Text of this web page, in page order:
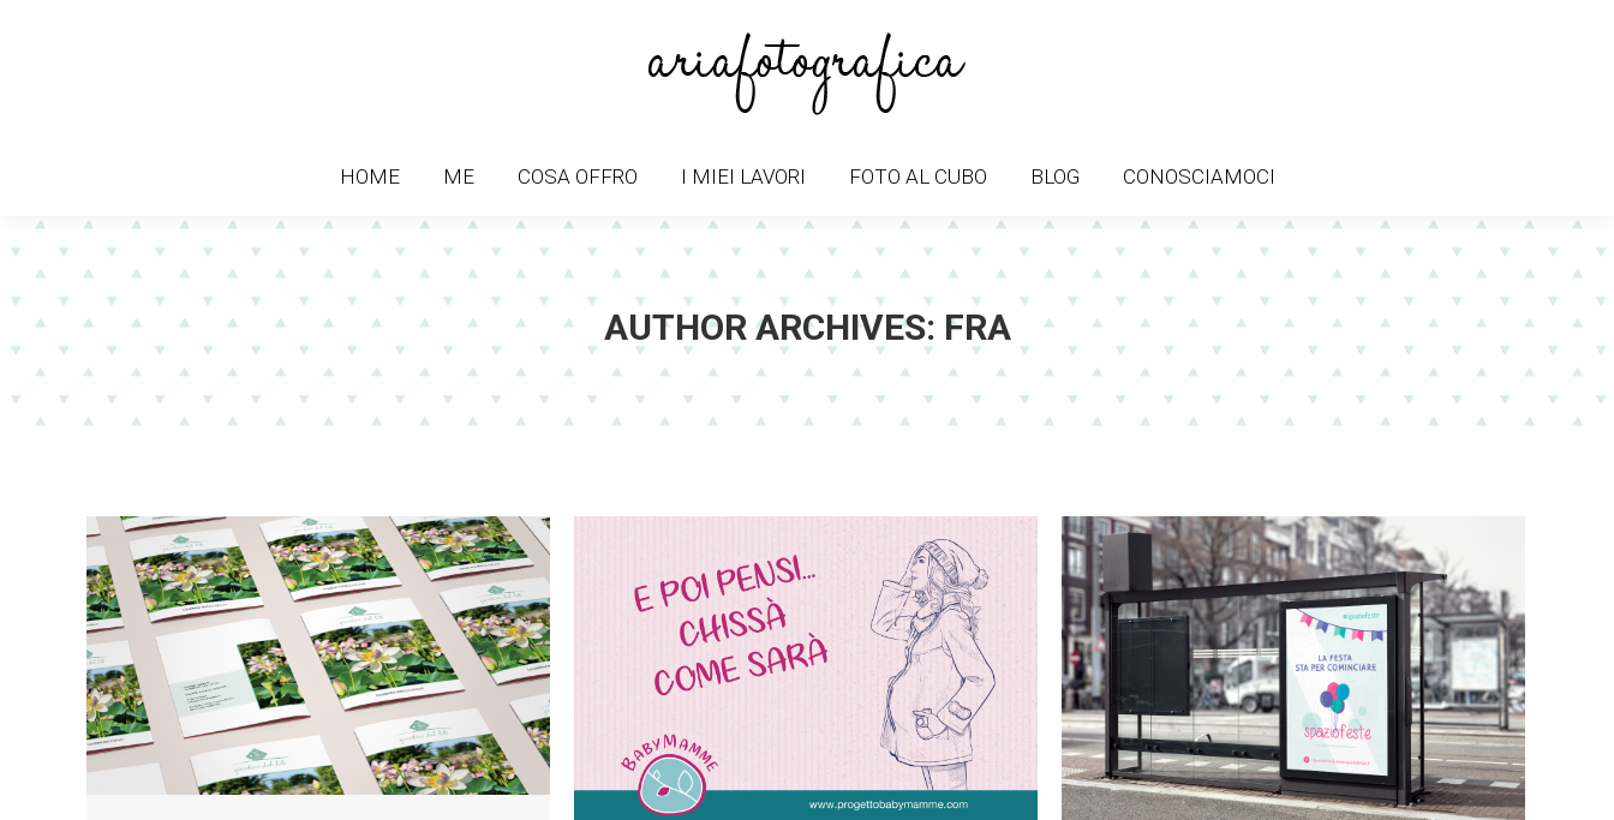
HOME ME COSA OFFRO I MIEI LAVORI FOTO AL CUBO BLOG CONOSCIAMOCI
AUTHOR ARCHIVES: FRA
I MIEI LAVORI FOTO AL CUBO